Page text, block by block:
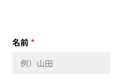
名前 *